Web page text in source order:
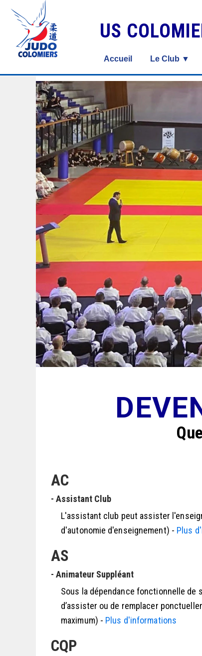
US
Accueil Le Club ▼
AC
- Assistant Club
L'assistant club peut assister
d'autonomie d'enseignement) - Plus
AS
- Animateur Suppléant
Sous la dépendance fonctionnelle de
d’assister ou de remplacer
maximum) - Plus d'informations
CQP